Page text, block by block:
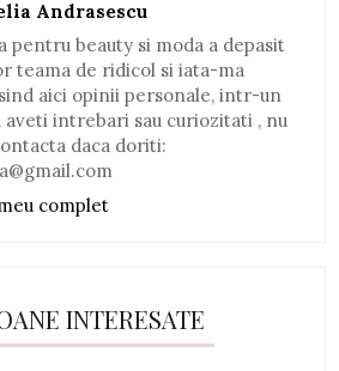
Andrasescu
pentru beauty si moda a depasit
teama de ridicol si iata-ma
aici opinii personale, intr-un
aveti intrebari sau curiozitati , nu
daca doriti:
complet
INTERESATE